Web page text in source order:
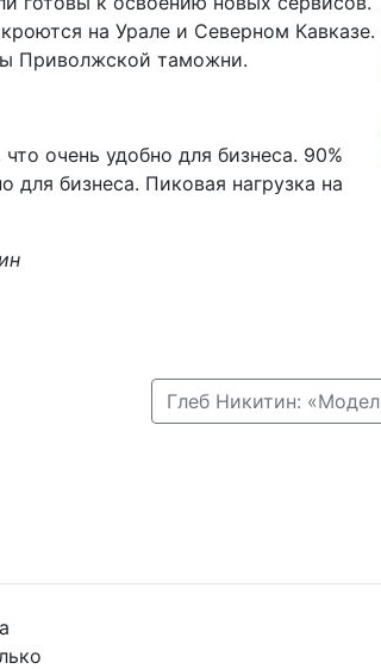
на Урале и Северном Кавказе.
Приволжской таможни.
очень удобно для бизнеса. 90%
бизнеса. Пиковая нагрузка на